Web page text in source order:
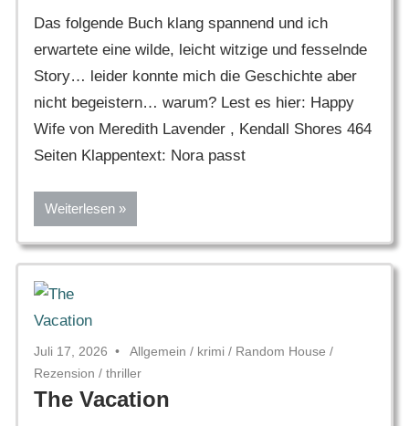
Das folgende Buch klang spannend und ich
erwartete eine wilde, leicht witzige und fesselnde
Story… leider konnte mich die Geschichte aber
nicht begeistern… warum? Lest es hier: Happy
Wife von Meredith Lavender , Kendall Shores 464
Seiten Klappentext: Nora passt
Weiterlesen
Juli 17, 2026 Allgemein / krimi / Random House /
Rezension / thriller
The Vacation